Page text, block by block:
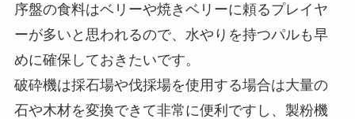
序盤の食料はベリーや焼きベリーに頼るプレイヤ
ーが多いと思われるので、水やりを持つパルも早
めに確保しておきたいです。
破砕機は採石場や伐採場を使用する場合は大量の
石や木材を変換できて非常に便利ですし、製粉機